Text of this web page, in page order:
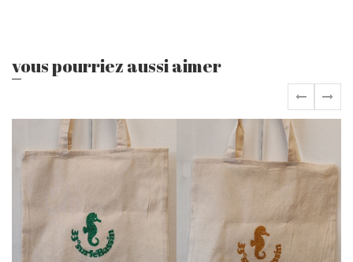
vous pourriez aussi aimer
‹ ›